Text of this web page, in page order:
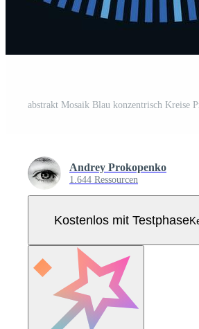
abstrakt Mosaik Blau konzentrisch Kreise
Andrey Prokopenko
1.644 Ressourcen
Kostenlos mit Testphase